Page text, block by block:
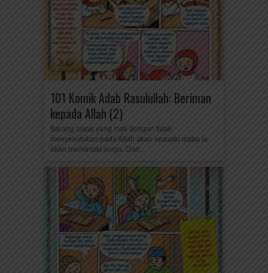
101 Komik Adab Rasulullah: Beriman
kepada Allah (2)
Barang siapa yang mati dengan tidak
menyekutukan pada Allah akan sesuatu maka ia
akan memasuki surga. Dan...